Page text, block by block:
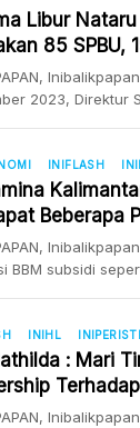
Executive
Kalimantan,
Libur
85 SPBU,
2023, Direktur
Tugas Natal
berjalan optimal
INIFLASH
Beberapa
BBM subsidi
konsumen
sempat
menjamin stok
INIHL
: Mari